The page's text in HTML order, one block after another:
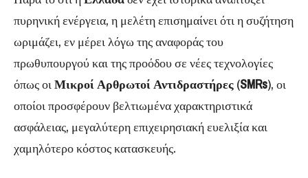
πυρηνική ενέργεια, η μελέτη επισημαίνει ότι η συζήτηση
ωριμάζει, εν μέρει λόγω της αναφοράς του
πρωθυπουργού και της προόδου σε νέες τεχνολογίες
όπως οιΜικροί Αρθρωτοί Αντιδραστήρες (SMRs), οι
οποίοι προσφέρουν βελτιωμένα χαρακτηριστικά
ασφάλειας, μεγαλύτερη επιχειρησιακή ευελιξία και
χαμηλότερο κόστος κατασκευής.